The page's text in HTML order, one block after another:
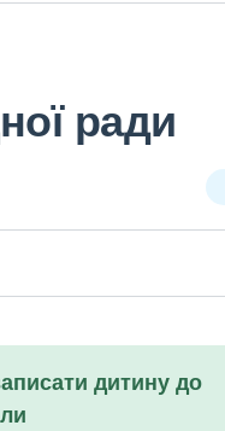
ради
дитину до